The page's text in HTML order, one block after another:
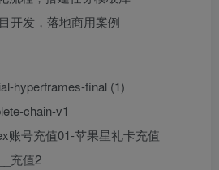
开发，落地商用案例
hyperframes-final (1)
chain-v1
账号充值01-苹果星礼卡充值
充值2